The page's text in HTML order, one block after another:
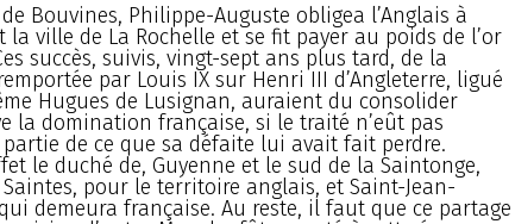
Bouvines, Philippe-Auguste obligea l’Anglais à
ville de La Rochelle et se fit payer au poids de l’or
succès, suivis, vingt-sept ans plus tard, de la
par Louis IX sur Henri III d’Angleterre, ligué
Hugues de Lusignan, auraient du consolider
la domination française, si le traité n’eût pas
de ce que sa défaite lui avait fait perdre.
le duché de, Guyenne et le sud de la Saintonge,
pour le territoire anglais, et Saint-Jean-
demeura française. Au reste, il faut que ce partage